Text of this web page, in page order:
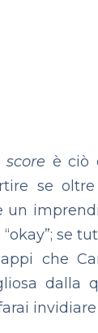
è ciò
se
un
se
che
dalla